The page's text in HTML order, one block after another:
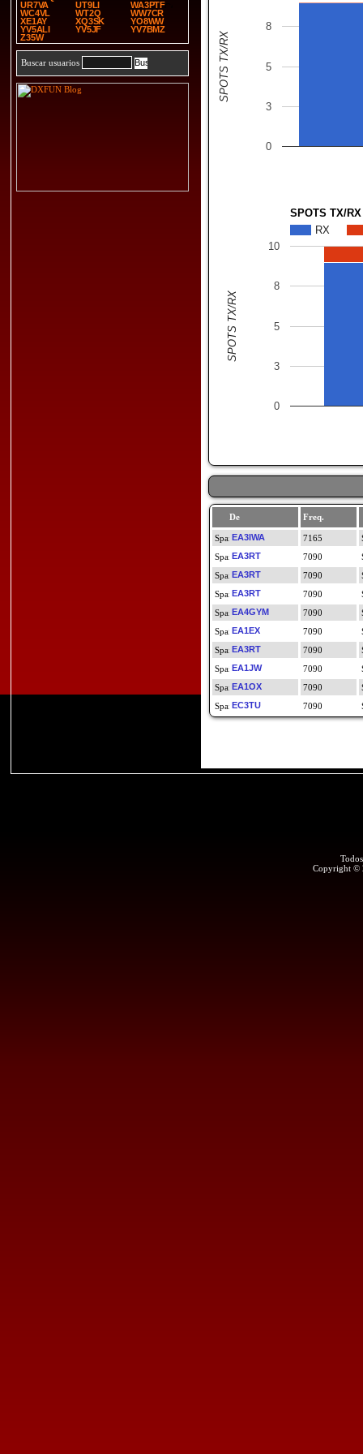
UR7VA
UT9LI
WA3PTF
WC4VL
WT2Q
WW7CR
XE1AY
XQ3SK
YO8WW
YV5ALI
YV5JF
YV7BMZ
Z35W
Buscar usuarios
0
3
5
8
SPOTS TX/RX
SPOTS TX/
RX
0
3
5
8
10
SPOTS TX/RX
De Freq.
EA3IWA
7165
EA3RT
7090
EA3RT
7090
EA3RT
7090
EA4GYM
7090
EA1EX
7090
EA3RT
7090
EA1JW
7090
EA1OX
7090
EC3TU
7090
Copyright ©